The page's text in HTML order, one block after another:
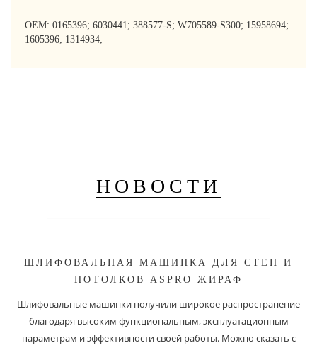
OEM: 0165396; 6030441; 388577-S; W705589-S300; 15958694;
1605396; 1314934;
НОВОСТИ
ШЛИФОВАЛЬНАЯ МАШИНКА ДЛЯ СТЕН И
ПОТОЛКОВ ASPRO ЖИРАФ
Шлифовальные машинки получили широкое распространение
благодаря высоким функциональным, эксплуатационным
параметрам и эффективности своей работы. Можно сказать с